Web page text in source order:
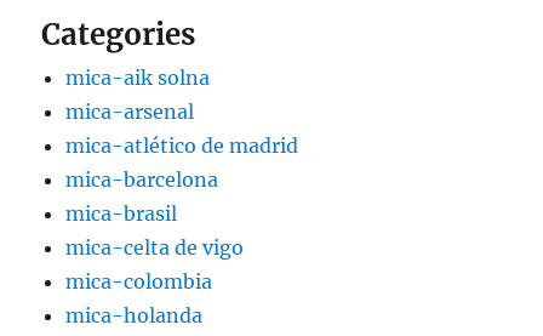
Categories
mica-aik solna
mica-arsenal
mica-atlético de madrid
mica-barcelona
mica-brasil
mica-celta de vigo
mica-colombia
mica-holanda